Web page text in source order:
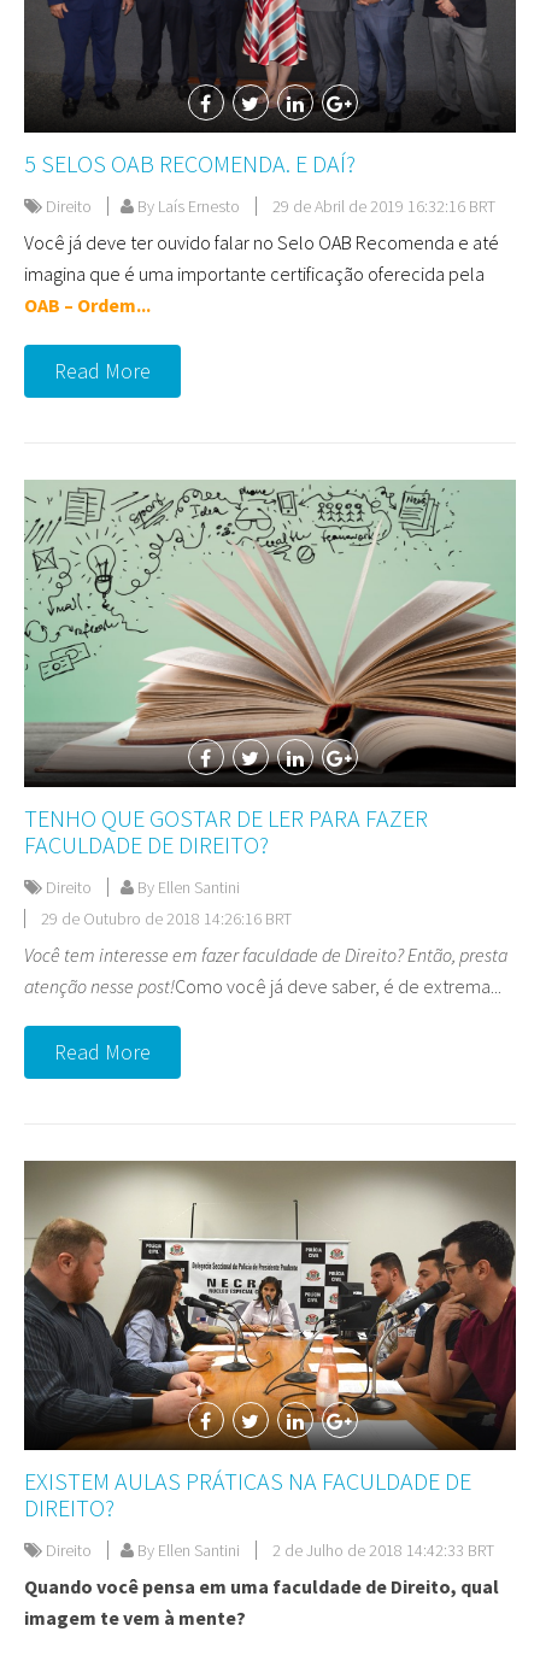
5 SELOS OAB RECOMENDA. E DAÍ?
Direito By Laís Ernesto 29 de Abril de 2019 16:32:16 BRT
Você já deve ter ouvido falar no Selo OAB Recomenda e até
imagina que é uma importante certificação oferecida pela
OAB – Ordem...
Read More
TENHO QUE GOSTAR DE LER PARA FAZER
FACULDADE DE DIREITO?
Direito
By Ellen Santini
29 de Outubro de 2018 14:26:16 BRT
Você tem interesse em fazer faculdade de Direito? Então, presta
atenção nesse post!Como você já deve saber, é de extrema...
Read More
EXISTEM AULAS PRÁTICAS NA FACULDADE DE
DIREITO?
Direito By Ellen Santini 2 de Julho de 2018 14:42:33 BRT
Quando você pensa em uma faculdade de Direito, qual
imagem te vem à mente?